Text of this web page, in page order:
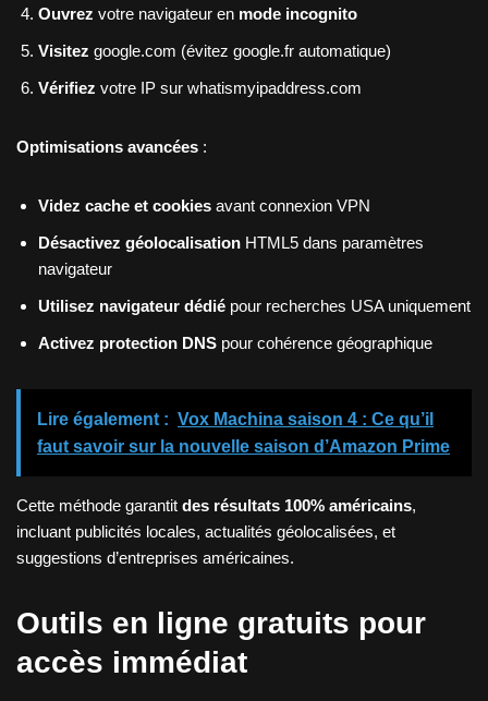
Ouvrez votre navigateur en mode incognito
Visitez google.com (évitez google.fr automatique)
Vérifiez votre IP sur whatismyipaddress.com
Optimisations avancées :
Videz cache et cookies avant connexion VPN
Désactivez géolocalisation HTML5 dans paramètres
navigateur
Utilisez navigateur dédié pour recherches USA uniquement
Activez protection DNS pour cohérence géographique
Lire également : Vox Machina saison 4 : Ce qu’il
faut savoir sur la nouvelle saison d’Amazon Prime
Cette méthode garantit des résultats 100% américains,
incluant publicités locales, actualités géolocalisées, et
suggestions d’entreprises américaines.
Outils en ligne gratuits pour
accès immédiat